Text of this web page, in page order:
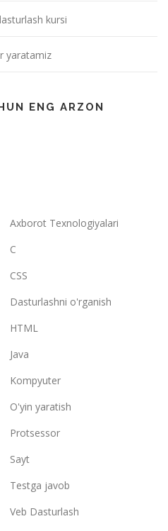
kursi
yaratamiz
ENG ARZON
Axborot Texnologiyalari
C
CSS
Dasturlashni o'rganish
HTML
Java
Kompyuter
O'yin yaratish
Protsessor
Sayt
Testga javob
Veb Dasturlash